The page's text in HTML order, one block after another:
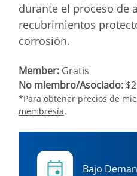
durante el proceso de
recubrimientos
corrosión.
Member: Gratis
No miembro/Asociado:
*Para obtener precios de
membresía.
Bajo